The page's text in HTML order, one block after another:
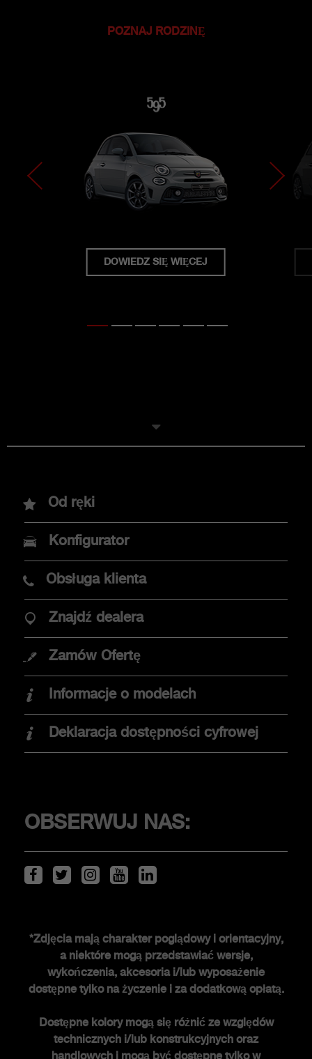
POZNAJ RODZINĘ
DOWIEDZ SIĘ WIĘCEJ
Modele
Nowy Abarth 600e
Abarth 500e
OPCJE ZAKUPU
Promocje
Znajdź dealera
Jazda testowa
Serwis i akcesoria
Historia FCA heritage
Historia
Nowości
Od ręki
Konfigurator
Obsługa klienta
Znajdź dealera
Zamów Ofertę
Informacje o modelach
Deklaracja dostępności cyfrowej
OBSERWUJ NAS:
*Zdjęcia mają charakter poglądowy i orientacyjny,
a niektóre mogą przedstawiać wersje,
wykończenia, akcesoria i/lub wyposażenie
dostępne tylko na życzenie i za dodatkową opłatą.
Dostępne kolory mogą się różnić ze względów
technicznych i/lub konstrukcyjnych oraz
handlowych i mogą być dostępne tylko w